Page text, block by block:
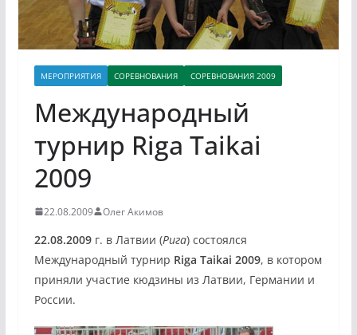
МЕРОПРИЯТИЯ СОРЕВНОВАНИЯ СОРЕВНОВАНИЯ 2009
Международный
турнир Riga Taikai
2009
22.08.2009 Олег Акимов
22.08.2009г. в Латвии (Рига) состоялся
Международный турнир Riga Taikai 2009, в котором
приняли участие кюдзины из Латвии, Германии и
России.